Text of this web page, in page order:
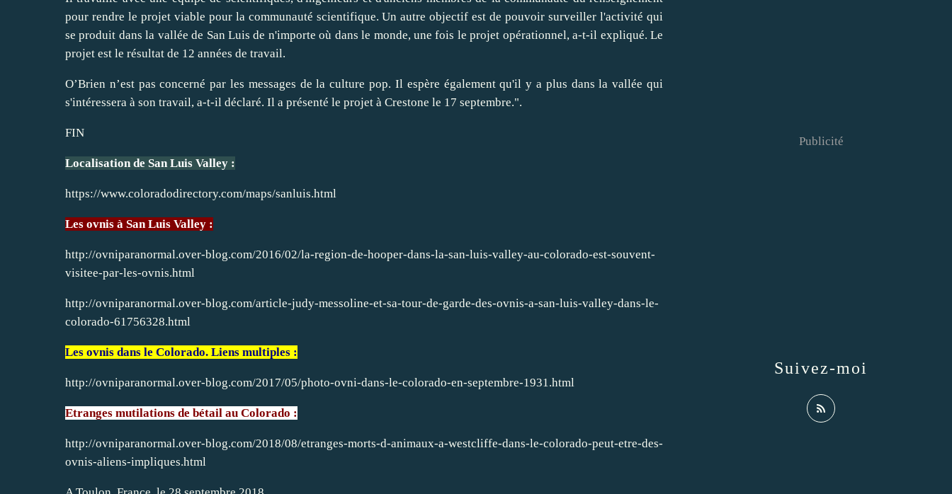
pour rendre le projet viable pour la communauté scientifique. Un autre objectif est de pouvoir surveiller l'activité qui
se produit dans la vallée de San Luis de n'importe où dans le monde, une fois le projet opérationnel, a-t-il expliqué. Le
projet est le résultat de 12 années de travail.
O’Brien n’est pas concerné par les messages de la culture pop. Il espère également qu'il y a plus dans la vallée qui
s'intéressera à son travail, a-t-il déclaré. Il a présenté le projet à Crestone le 17 septembre.".
FIN
Localisation de San Luis Valley :
https://www.coloradodirectory.com/maps/sanluis.html
Les ovnis à San Luis Valley :
http://ovniparanormal.over-blog.com/2016/02/la-region-de-hooper-dans-la-san-luis-valley-au-colorado-est-souvent-
visitee-par-les-ovnis.html
http://ovniparanormal.over-blog.com/article-judy-messoline-et-sa-tour-de-garde-des-ovnis-a-san-luis-valley-dans-le-
colorado-61756328.html
Les ovnis dans le Colorado. Liens multiples :
http://ovniparanormal.over-blog.com/2017/05/photo-ovni-dans-le-colorado-en-septembre-1931.html
Etranges mutilations de bétail au Colorado :
http://ovniparanormal.over-blog.com/2018/08/etranges-morts-d-animaux-a-westcliffe-dans-le-colorado-peut-etre-des-
ovnis-aliens-impliques.html
Suivez-moi
Publicité